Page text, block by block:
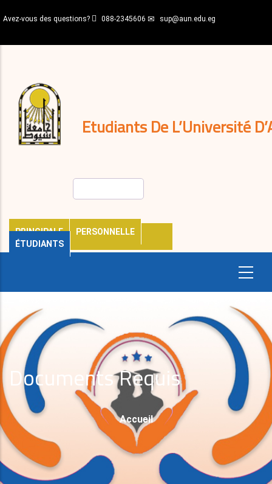
au
principal
Avez-vous des questions? 088-2345606 sup@aun.edu.eg
Etudiants De L’Université
PRINCIPALE
PERSONNELLE
ÉTUDIANTS
décisions
Expatriés
Journal
Documents Requis
Fil
D'Ariane
Accueil